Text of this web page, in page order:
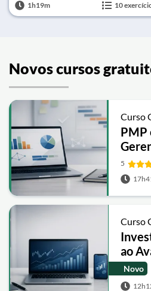
1h19m
10
Novos cursos
Curso
PMP
5
Curso
ao
Fixa,
Cripto)
Novo